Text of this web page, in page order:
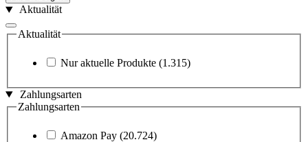
Aktualität
Aktualität
Nur aktuelle Produkte (1.315)
Zahlungsarten
Zahlungsarten
Amazon Pay (20.724)